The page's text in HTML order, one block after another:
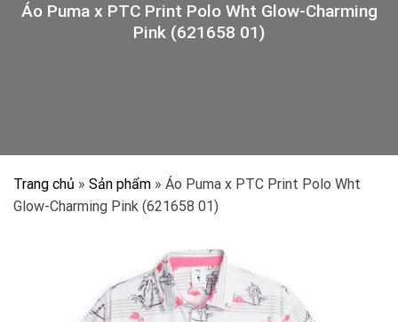
Áo Puma x PTC Print Polo Wht Glow-Charming
Pink (621658 01)
Trang chủ » Sản phẩm » Áo Puma x PTC Print Polo Wht
Glow-Charming Pink (621658 01)